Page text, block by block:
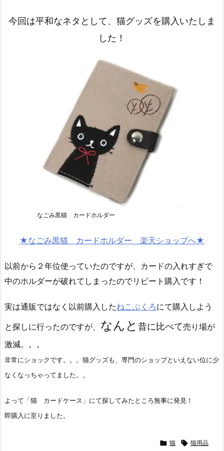
今回は平和なネタとして、猫グッズを購入いたしま
した！
なごみ黒猫 カードホルダー
★なごみ黒猫 カードホルダー 楽天ショップへ★
以前から２年位使っていたのですが、カードの入れすぎで
中のホルダーが破れてしまったのでリピート購入です！
実は通販ではなく以前購入したねこぶくろにて購入しよう
と探しに行ったのですが、 なんと 昔に比べて売り場が
激減。。。
非常にショックです。。。猫グッズも、専門のショップといえない位に少
なくなっちゃってました。。
よって「猫 カードケース」にて探してみたところ無事に発見！
即購入に至りました。
 猫  猫用品